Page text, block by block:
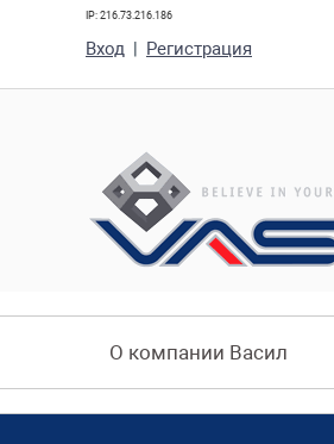
IP: 216.73.216.186
Вход | Регистрация
О компании Васил